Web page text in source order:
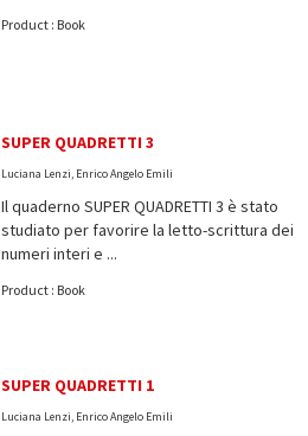
Product : Book
SUPER QUADRETTI 3
Luciana Lenzi, Enrico Angelo Emili
Il quaderno SUPER QUADRETTI 3 è stato
studiato per favorire la letto-scrittura dei
numeri interi e ...
Product : Book
SUPER QUADRETTI 1
Luciana Lenzi, Enrico Angelo Emili